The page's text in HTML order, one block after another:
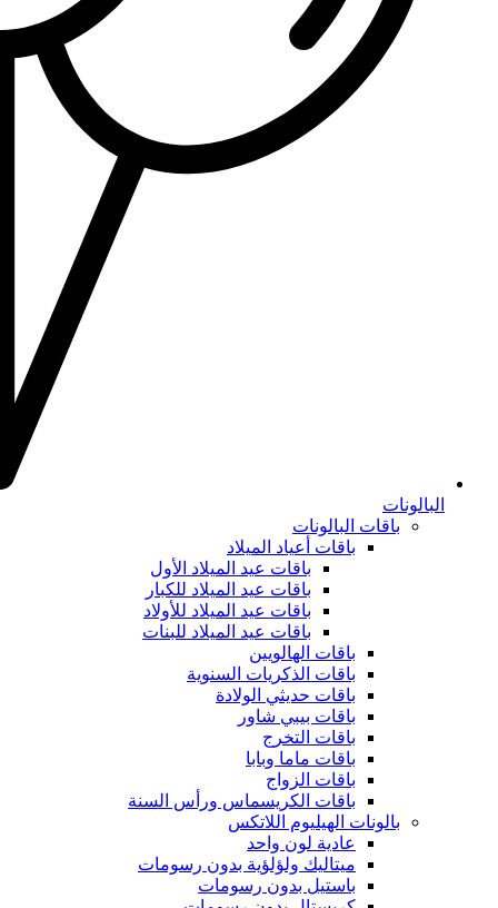
البالونات
باقات البالونات
باقات أعياد الميلاد
باقات عيد الميلاد الأول
باقات عيد الميلاد للكبار
باقات عيد الميلاد للأولاد
باقات عيد الميلاد للبنات
باقات الهالويين
باقات الذكريات السنوية
باقات حديثي الولادة
باقات بيبي شاور
باقات التخرج
باقات ماما وبابا
باقات الزواج
باقات الكريسماس ورأس السنة
بالونات الهيليوم اللاتكس
عادية لون واحد
ميتاليك ولؤلؤية بدون رسومات
باستيل بدون رسومات